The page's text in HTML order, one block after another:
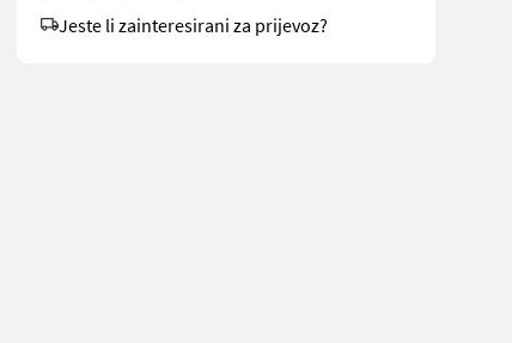
Jeste li zainteresirani za prijevoz?